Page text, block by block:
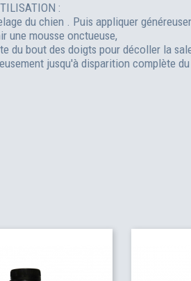
:
du chien . Puis appliquer
une mousse onctueuse,
du bout des doigts pour décoller la
jusqu'à disparition complète